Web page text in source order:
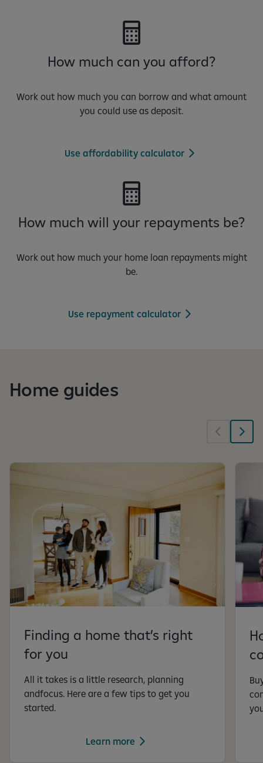
How much can you afford?
Work out how much you can borrow and what amount
you could use as deposit.
Use affordability calculator
How much will your repayments be?
Work out how much your home loan repayments might
be.
Use repayment calculator
Home guides
Finding a home that’s right
for you
All it takes is a little research, planning
andfocus. Here are a few tips to get you
started.
Learn more